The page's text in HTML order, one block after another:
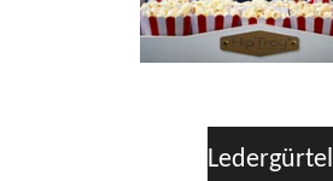
Ledergürtel